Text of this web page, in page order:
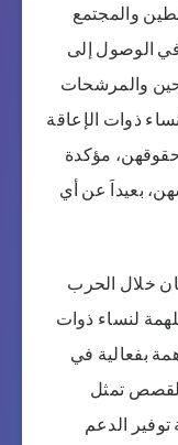
والمجتمع
الوصول إلى
والمرشحات
ذوات الإعاقة
مؤكدة
بعيداَ عن أي
خلال الحرب
لنساء ذوات
بفعالية في
تمثل
الدعم